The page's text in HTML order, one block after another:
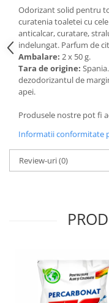
Odorizante textile
Odorizante baie
Odorizante Camera
Odorizante Speciale
PACHETE PROMO
Solutii de
(decapanti)
Accesorii pe coduri de
Animale de companie
Articole de bucatarie si
Folii si ambalaje
Pahare de unica
Tacamuri de unica
Vesela de unica
Dispensere folie
Dispensere hartie
Role prosop
Manusi
Manusi medicale
Odorizant solid pentru
curatenia toaletei cu
anticalcar, curatare,
indelungat. Parfum de
Ambalare: 2 x 50 g.
Tara de origine: Spania.
dezodorizantul de
apei.
Produsele nostre pot fi
Informatii conformitate
Review-uri(0)